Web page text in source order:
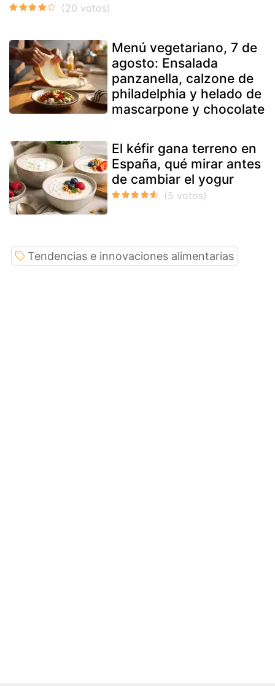
Menú vegetariano, 7 de
agosto: Ensalada
panzanella, calzone de
philadelphia y helado de
mascarpone y chocolate
El kéfir gana terreno en
España, qué mirar antes
de cambiar el yogur
Tendencias e innovaciones alimentarias